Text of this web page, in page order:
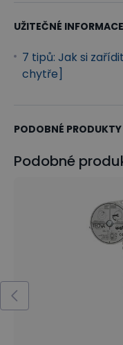
UŽITEČNÉ INFORMACE
7 tipů: Jak si
chytře]
PODOBNÉ PRODUKTY
Podobné